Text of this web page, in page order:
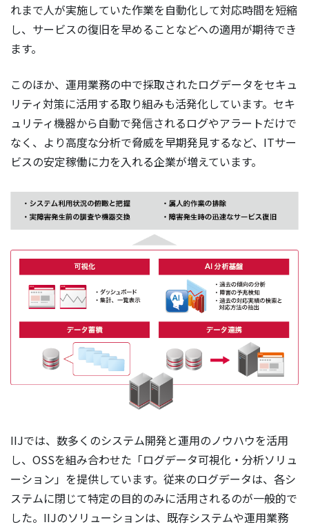
れまで人が実施していた作業を自動化して対応時間を短縮
し、サービスの復旧を早めることなどへの適用が期待でき
ます。
このほか、運用業務の中で採取されたログデータをセキュ
リティ対策に活用する取り組みも活発化しています。セキ
ュリティ機器から自動で発信されるログやアラートだけで
なく、より高度な分析で脅威を早期発見するなど、ITサー
ビスの安定稼働に力を入れる企業が増えています。
IIJでは、数多くのシステム開発と運用のノウハウを活用
し、OSSを組み合わせた「ログデータ可視化・分析ソリュ
ーション」を提供しています。従来のログデータは、各シ
ステムに閉じて特定の目的のみに活用されるのが一般的で
した。IIJのソリューションは、既存システムや運用業務